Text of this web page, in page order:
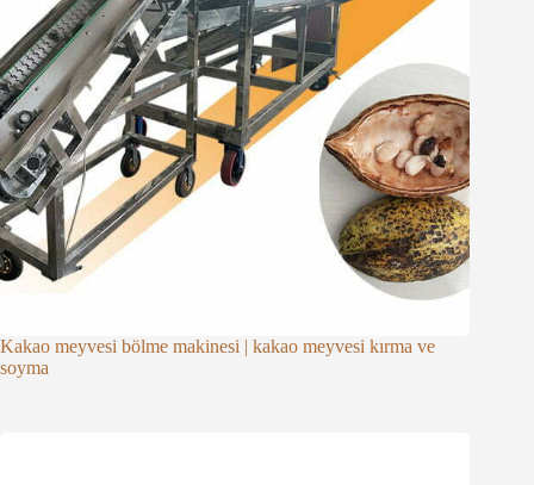
Kakao meyvesi bölme makinesi | kakao meyvesi kırma ve
soyma